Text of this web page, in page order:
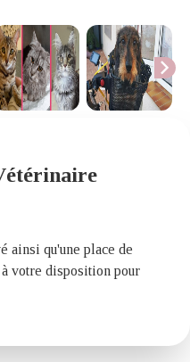
chevron_right
ainsi qu'une place de
votre disposition pour